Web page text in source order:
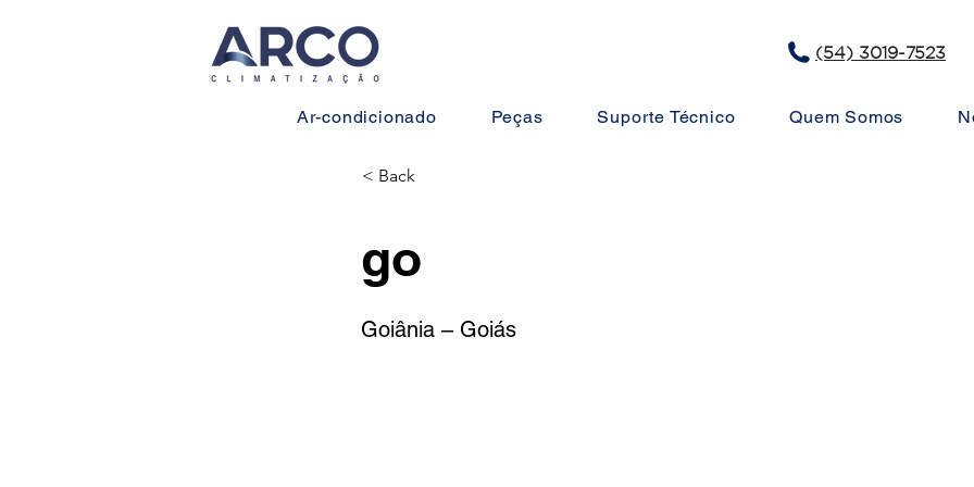
(54) 3019-7523
Ar-condicionado Peças Suporte Técnico Quem Somos
< Back
go
Goiânia – Goiás